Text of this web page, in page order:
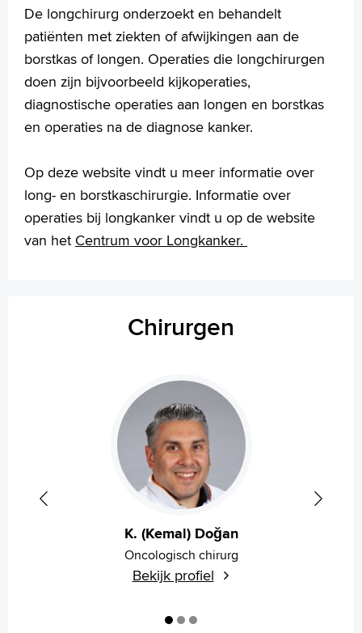
Werken en leren
Medewerkers
Contact
MijnASz
Verwijzers
Wetenschappelijk onderzoek
Tekstgrootte A+
De longchirurg onderzoekt en behandelt
patiënten met ziekten of afwijkingen aan de
borstkas of longen. Operaties die longchirurgen
doen zijn bijvoorbeeld kijkoperaties,
diagnostische operaties aan longen en borstkas
en operaties na de diagnose kanker.
Op deze website vindt u meer informatie over
long- en borstkaschirurgie. Informatie over
operaties bij longkanker vindt u op de website
van het Centrum voor Longkanker.
Chirurgen
K. (Kemal) Doğan
Oncologisch chirurg
Bekijk profiel